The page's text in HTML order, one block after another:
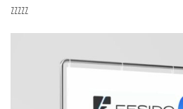
zzzzz